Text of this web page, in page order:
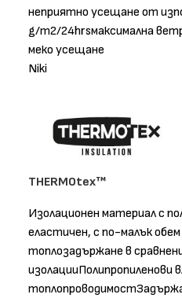
неприятно усещане от
g/m2/24hrsмаксимална
меко усещане
Niki
THERMOtex™
Изолационен материал с
еластичен, с по-малък
топлозадържане в
изолацииПолипропиленови